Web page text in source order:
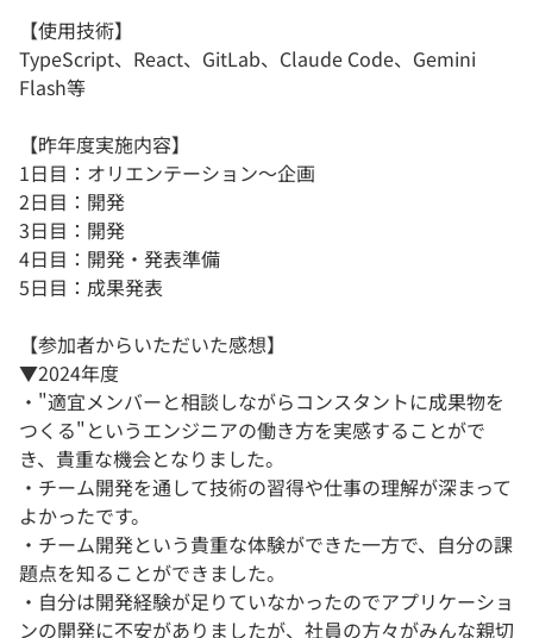
【使用技術】
TypeScript、React、GitLab、Claude Code、Gemini
Flash等
【昨年度実施内容】
1日目：オリエンテーション～企画
2日目：開発
3日目：開発
4日目：開発・発表準備
5日目：成果発表
【参加者からいただいた感想】
▼2024年度
・"適宜メンバーと相談しながらコンスタントに成果物を
つくる"というエンジニアの働き方を実感することがで
き、貴重な機会となりました。
・チーム開発を通して技術の習得や仕事の理解が深まって
よかったです。
・チーム開発という貴重な体験ができた一方で、自分の課
題点を知ることができました。
・自分は開発経験が足りていなかったのでアプリケーショ
ンの開発に不安がありましたが、社員の方々がみんな親切